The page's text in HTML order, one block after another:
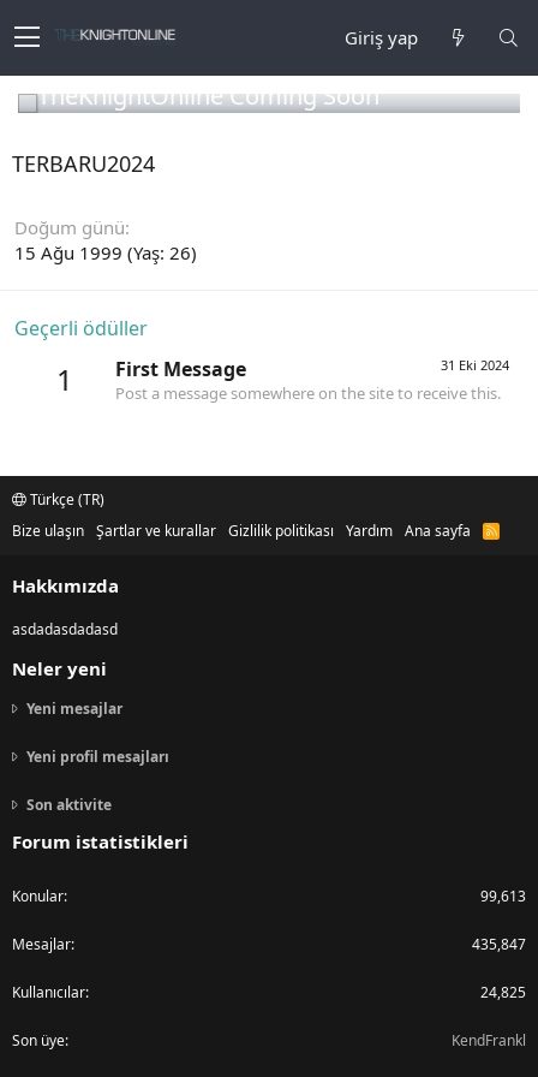
Giriş yap
TheKnightOnline Coming Soon
TERBARU2024
Doğum günü
15 Ağu 1999 (Yaş: 26)
Geçerli ödüller
1 31 Eki 2024
First Message
Post a message somewhere on the site to receive this.
Türkçe (TR)
Bize ulaşın Şartlar ve kurallar Gizlilik politikası Yardım Ana sayfa
R
Hakkımızda
asdadasdadasd
Neler yeni
Yeni mesajlar
Yeni profil mesajları
Son aktivite
Forum istatistikleri
Konular 99,613
Mesajlar 435,847
Kullanıcılar 24,825
Son üye KendFrankl